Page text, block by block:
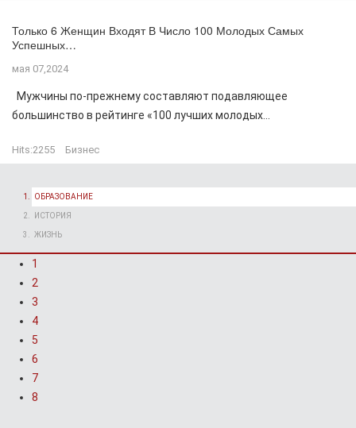
Только 6 Женщин Входят В Число 100 Молодых Самых
Успешных…
мая 07,2024
Мужчины по-прежнему составляют подавляющее
большинство в рейтинге «100 лучших молодых...
Hits:2255 Бизнес
ОБРАЗОВАНИЕ
ИСТОРИЯ
ЖИЗНЬ
1
2
3
4
5
6
7
8